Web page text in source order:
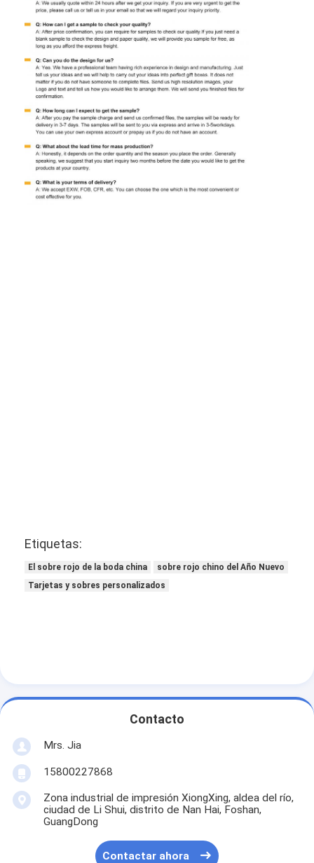
Etiquetas:
El sobre rojo de la boda china
sobre rojo chino del Año Nuevo
Tarjetas y sobres personalizados
Contacto
Mrs. Jia
15800227868
Zona industrial de impresión XiongXing, aldea del río,
ciudad de Li Shui, distrito de Nan Hai, Foshan,
GuangDong
Contactar ahora